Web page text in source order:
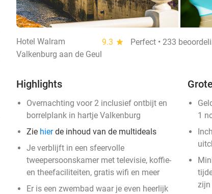
Hotel Walram 9.3 star
Perfect • 233
Valkenburg aan de Geul
Highlights
Overnachting voor 2 inclusief ontbijt en
borrelplank in hartje Valkenburg
Zie hierde inhoud van de multideals
Je verblijft in een sfeervolle
tweepersoonskamer met televisie, koffie-
en theefaciliteiten, gratis wifi en meer
Er is een zwembad waar je even heerlijk
1
zijn